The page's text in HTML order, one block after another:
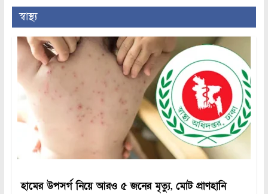
স্বাস্থ্য
হামের উপসর্গ নিয়ে আরও ৫ জনের মৃত্যু, মোট প্রাণহানি